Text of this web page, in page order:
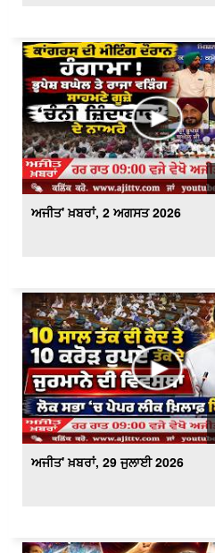
ਅਜੀਤ' ਖ਼ਬਰਾਂ, 2 ਅਗਸਤ 2026
ਅਜੀਤ' ਖ਼ਬਰਾਂ, 29 ਜੁਲਾਈ 2026